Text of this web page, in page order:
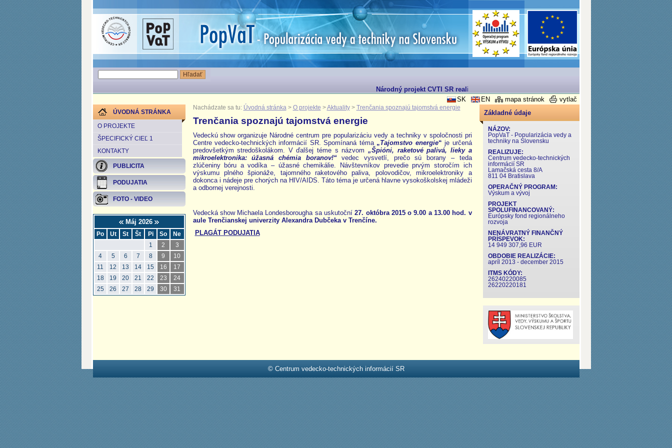
Národný projekt CVTI SR realizovaný v rámci Operačného programu Výskum a Vývoj
vytlač
mapa stránok
EN
SK
ÚVODNÁ STRÁNKA
O PROJEKTE
ŠPECIFICKÝ CIEĽ 1
KONTAKTY
PUBLICITA
PODUJATIA
FOTO - VIDEO
Máj 2026
Po Ut St Št Pi So
Ne
1
2
3
4
5 6 7 8 9
10
11
12 13 14 15 16
17
18
19 20 21 22 23
24
25
26 27 28 29 30 31
Nachádzate sa tu: Úvodná stránka > O projekte >Aktuality> Trenčania spoznajú tajomstvá energie
Trenčania spoznajú tajomstvá energie
Vedeckú show organizuje Národné centrum pre popularizáciu vedy a techniky v spoločnosti pri
Centre vedecko-technických informácií SR. Spomínaná téma „Tajomstvo energie“je určená
predovšetkým stredoškolákom. V ďalšej téme s názvom „Špióni, raketové palivá, lieky a
mikroelektronika: úžasná chémia boranov!“vedec vysvetlí, prečo sú borany – teda
zlúčeniny bóru a vodíka – úžasné chemikálie. Návštevníkov prevedie prvým storočím ich
výskumu plného špionáže, tajomného raketového paliva, polovodičov, mikroelektroniky a
dokonca i nádeje pre chorých na HIV/AIDS. Táto téma je určená hlavne vysokoškolskej mládeži
a odbornej verejnosti.
Vedecká show Michaela Londesborougha sa uskutoční27. októbra 2015 o 9.00 a 13.00 hod. v
aule Trenčianskej univerzity Alexandra Dubčeka v Trenčíne.
PLAGÁT PODUJATIA
Základné údaje
NÁZOV:
PopVaT - Popularizácia vedy a
techniky na Slovensku
REALIZUJE:
Centrum vedecko-technických
informácií SR
Lamačská cesta 8/A
811 04 Bratislava
OPERAČNÝ PROGRAM:
Výskum a vývoj
PROJEKT
SPOLUFINANCOVANÝ:
Európsky fond regionálneho
rozvoja
NENÁVRATNÝ FINANČNÝ
PRÍSPEVOK:
14 949 307,96 EUR
OBDOBIE REALIZÁCIE:
apríl 2013 - december 2015
ITMS KÓDY:
26240220085
26220220181
© Centrum vedecko-technických informácií SR